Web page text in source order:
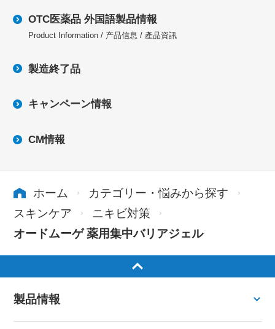
OTC医薬品 外国語製品情報
Product Information / 产品信息 / 產品資訊
製造終了品
キャンペーン情報
CM情報
ホーム
カテゴリー・悩みから探す
スキンケア
ニキビ対策
オードムーゲ 薬用集中バリアジェル
製品情報